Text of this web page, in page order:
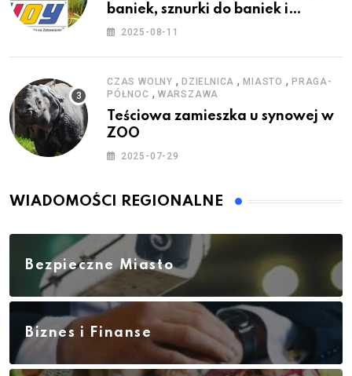
baniek, sznurki do baniek i
zestawy do baniek
2025-08-11
CZAS WOLNY , DZIELNICA ,MIASTO ,PRAGA-
PÓŁNOC , WARSZAWA
Teściowa zamieszka u synowej w
ZOO
2025-07-29
WIADOMOŚCI REGIONALNE
Bezpieczne Miasto
Biznes i Finanse